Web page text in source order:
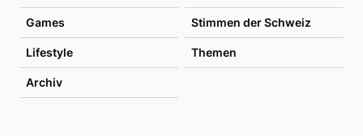
Games Stimmen der Schweiz
Lifestyle Themen
Archiv